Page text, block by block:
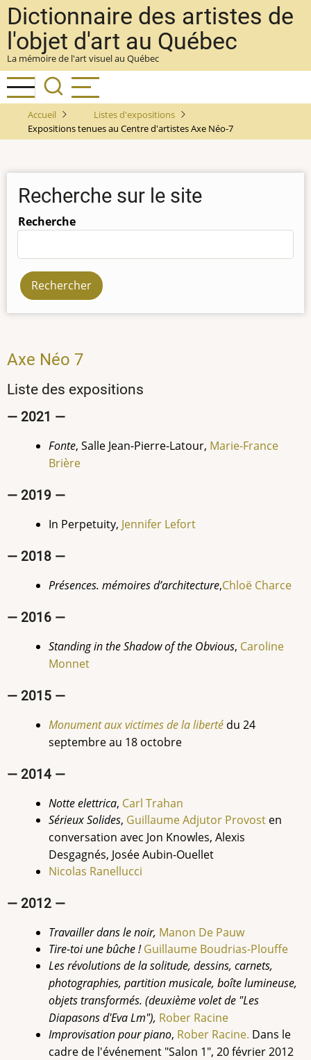
Aller
au
contenu
principal
Dictionnaire des artistes de
l'objet d'art au Québec
La mémoire de l'art visuel au Québec
Accueil
Listes d'expositions
Expositions tenues au Centre d'artistes Axe Néo-7
Recherche sur le site
Recherche
Axe Néo 7
Liste des expositions
— 2021 —
Fonte, Salle Jean-Pierre-Latour, Marie-France
Brière
— 2019 —
In Perpetuity, Jennifer Lefort
— 2018 —
Présences. mémoires d’architecture,Chloë Charce
— 2016 —
Standing in the Shadow of the Obvious, Caroline
Monnet
— 2015 —
Monument aux victimes de la liberté du 24
septembre au 18 octobre
— 2014 —
Notte elettrica, Carl Trahan
Sérieux Solides, Guillaume Adjutor Provost en
conversation avec Jon Knowles, Alexis
Desgagnés, Josée Aubin-Ouellet
Nicolas Ranellucci
— 2012 —
Travailler dans le noir, Manon De Pauw
Tire-toi une bûche ! Guillaume Boudrias-Plouffe
Les révolutions de la solitude, dessins, carnets,
photographies, partition musicale, boîte lumineuse,
objets transformés. (deuxième volet de "Les
Diapasons d'Eva Lm"), Rober Racine
Improvisation pour piano, Rober Racine. Dans le
cadre de l'événement "Salon 1", 20 février 2012